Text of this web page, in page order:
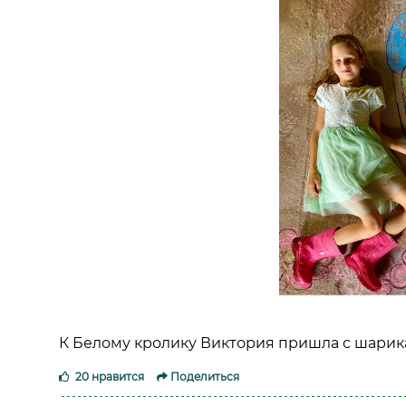
К Белому кролику Виктория пришла с
20 нравится Поделиться